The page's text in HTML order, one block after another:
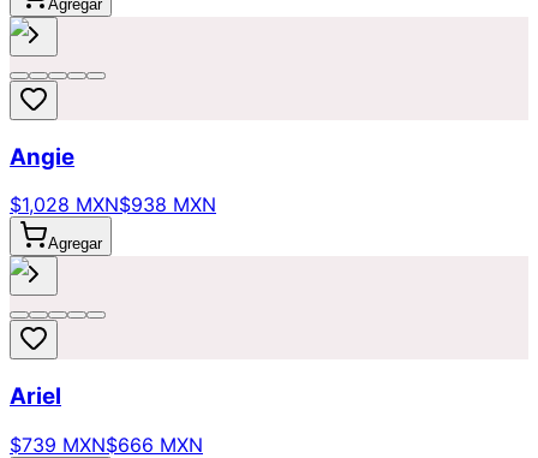
Agregar
Angie
$1,028 MXN$938 MXN
Agregar
Ariel
$739 MXN$666 MXN